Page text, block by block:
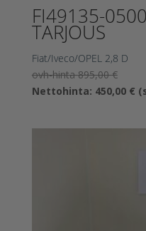
FI49135-
TARJOUS
Fiat/Iveco/OPEL 2,8 D
ovh-hinta895,00€
hinta
Nettohinta: 450,00 €